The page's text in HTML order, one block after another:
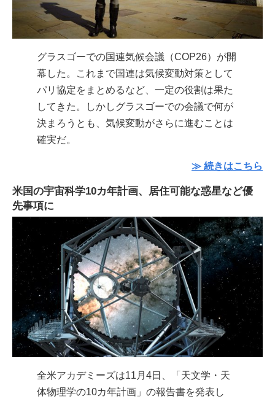
グラスゴーでの国連気候会議（COP26）が開
幕した。これまで国連は気候変動対策として
パリ協定をまとめるなど、一定の役割は果た
してきた。しかしグラスゴーでの会議で何が
決まろうとも、気候変動がさらに進むことは
確実だ。
≫ 続きはこちら
米国の宇宙科学10カ年計画、居住可能な惑星など優
先事項に
全米アカデミーズは11月4日、「天文学・天
体物理学の10カ年計画」の報告書を発表し